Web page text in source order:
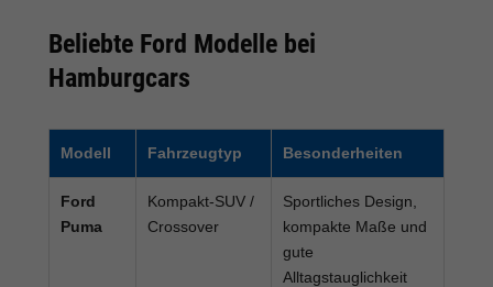
Beliebte Ford Modelle bei
Hamburgcars
Modell Fahrzeugtyp Besonderheiten
Ford
Puma
Kompakt-SUV /
Crossover
Sportliches Design,
kompakte Maße und
gute
Alltagstauglichkeit